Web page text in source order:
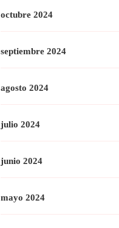
octubre 2024
septiembre 2024
agosto 2024
julio 2024
junio 2024
mayo 2024